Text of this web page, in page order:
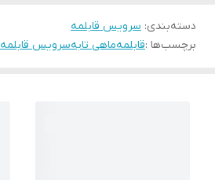
دسته‌بندی: سرویس قابلمه
برچسب‌ها :قابلمهماهی تابهسرویس قابلمه